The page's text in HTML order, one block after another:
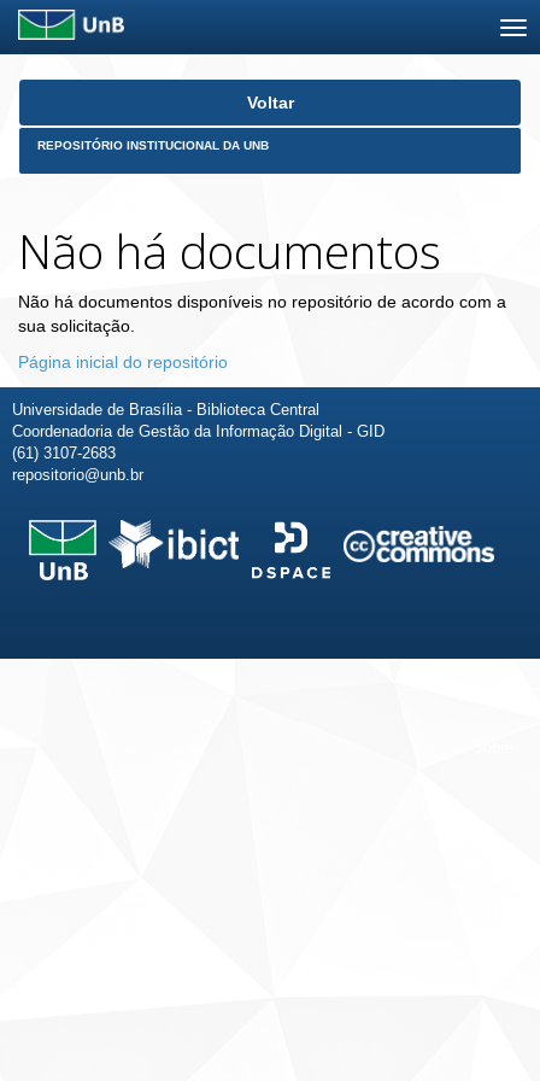
Skip
Voltar
REPOSITÓRIO INSTITUCIONAL DA UNB
Não há documentos
Não há documentos disponíveis no repositório de acordo com a
sua solicitação.
Página inicial do repositório
Universidade de Brasília - Biblioteca Central
Coordenadoria de Gestão da Informação Digital - GID
(61) 3107-2683
repositorio@unb.br